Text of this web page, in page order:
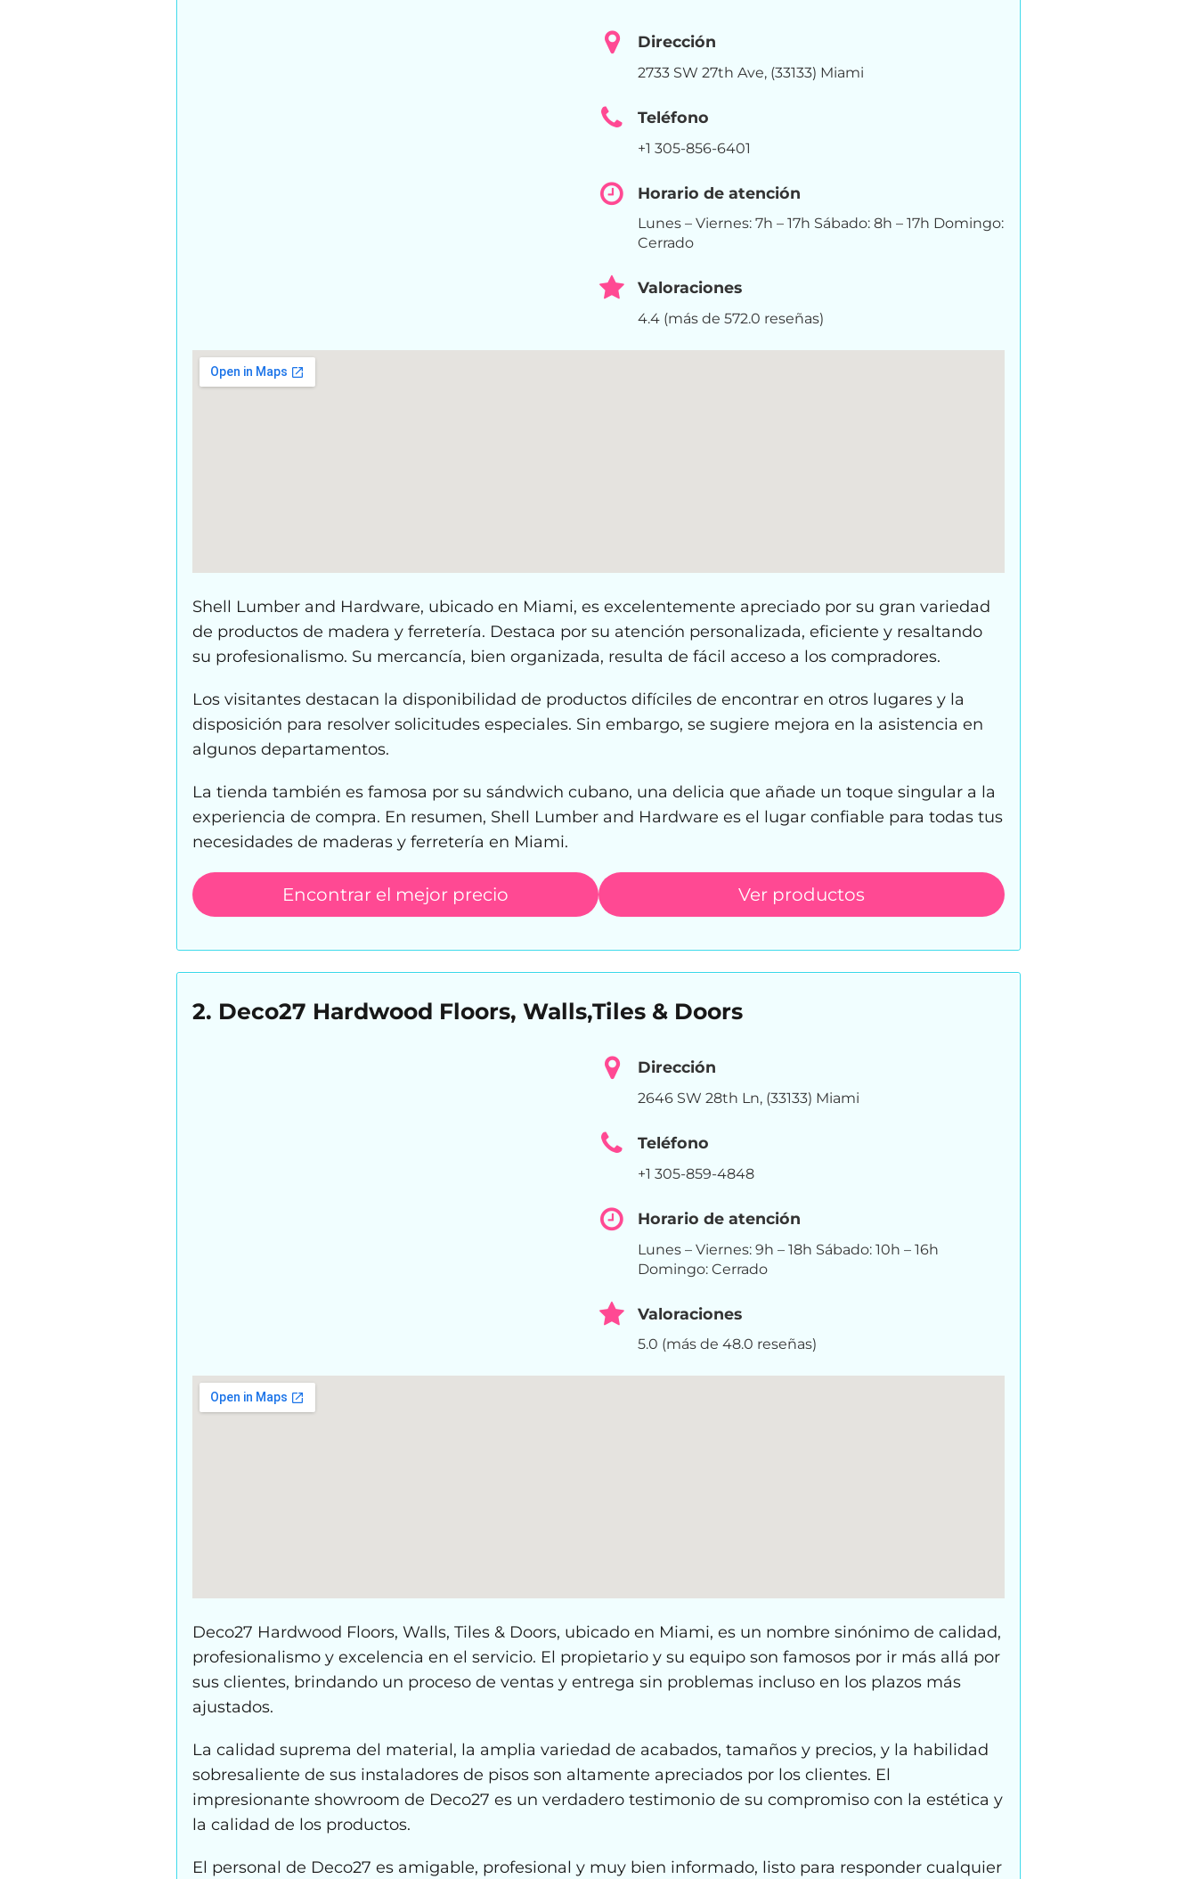
Dirección
2733 SW 27th Ave, (33133) Miami
Teléfono
+1 305-856-6401
Horario de atención
Lunes – Viernes: 7h – 17h Sábado: 8h – 17h Domingo:
Cerrado
Valoraciones
4.4 (más de 572.0 reseñas)
Shell Lumber and Hardware, ubicado en Miami, es excelentemente apreciado por su gran variedad
de productos de madera y ferretería. Destaca por su atención personalizada, eficiente y resaltando
su profesionalismo. Su mercancía, bien organizada, resulta de fácil acceso a los compradores.
Los visitantes destacan la disponibilidad de productos difíciles de encontrar en otros lugares y la
disposición para resolver solicitudes especiales. Sin embargo, se sugiere mejora en la asistencia en
algunos departamentos.
La tienda también es famosa por su sándwich cubano, una delicia que añade un toque singular a la
experiencia de compra. En resumen, Shell Lumber and Hardware es el lugar confiable para todas tus
necesidades de maderas y ferretería en Miami.
Encontrar el mejor precio Ver productos
2. Deco27 Hardwood Floors, Walls,Tiles & Doors
Dirección
2646 SW 28th Ln, (33133) Miami
Teléfono
+1 305-859-4848
Horario de atención
Lunes – Viernes: 9h – 18h Sábado: 10h – 16h
Domingo: Cerrado
Valoraciones
5.0 (más de 48.0 reseñas)
Deco27 Hardwood Floors, Walls, Tiles & Doors, ubicado en Miami, es un nombre sinónimo de calidad,
profesionalismo y excelencia en el servicio. El propietario y su equipo son famosos por ir más allá por
sus clientes, brindando un proceso de ventas y entrega sin problemas incluso en los plazos más
ajustados.
La calidad suprema del material, la amplia variedad de acabados, tamaños y precios, y la habilidad
sobresaliente de sus instaladores de pisos son altamente apreciados por los clientes. El
impresionante showroom de Deco27 es un verdadero testimonio de su compromiso con la estética y
la calidad de los productos.
El personal de Deco27 es amigable, profesional y muy bien informado, listo para responder cualquier